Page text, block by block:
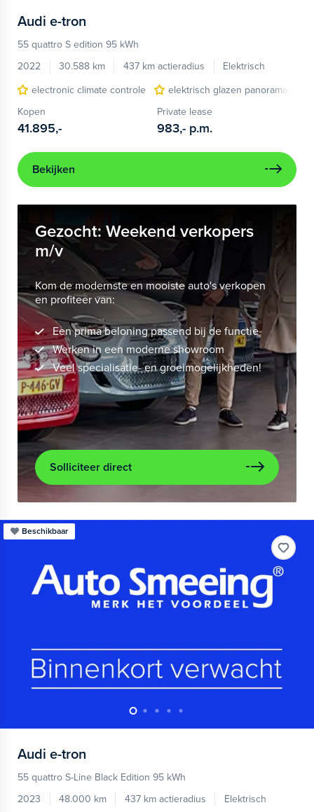
Audi e-tron
55 quattro S edition 95 kWh
2022
30.588 km 437 km actieradius
Elektrisch
electronic climate controle
elektrisch glazen panorama-dak
Kopen
41.895,-
Private lease
983,- p.m.
Bekijken
Gezocht: Weekend verkopers
m/v
Kom de modernste en mooiste auto's verkopen
en profiteer van:
Een prima beloning passend bij de functie
Werken in een moderne showroom
Veel specialisatie- en groeimogelijkheden!
Solliciteer direct
Beschikbaar
Audi e-tron
55 quattro S-Line Black Edition 95 kWh
2023
48.000 km 437 km actieradius
Elektrisch